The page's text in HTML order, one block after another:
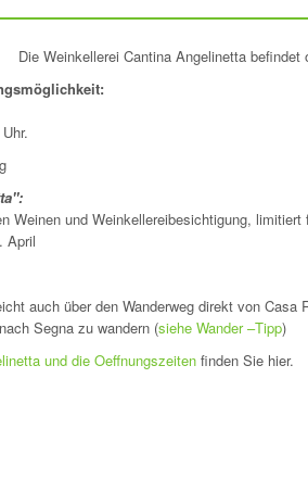
Die Weinkellerei Cantina Angelinetta
Weinen und Weinkellereibesichtigung, limitiert
April
auch über den Wanderweg direkt von
Segna zu wandern (siehe Wander –Tipp)
und die Oeffnungszeiten finden Sie hier.